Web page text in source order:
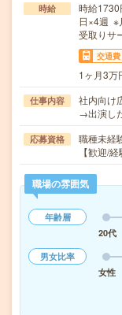
時給
時給
日×4週 ※
受取りサ
交通費
1ヶ月3万
仕事内容
社内向け
→出演し
応募資格
職種未経
【歓迎/
職場の雰囲気
年齢層
20代
男女比率
女性